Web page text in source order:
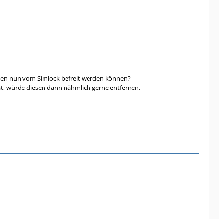
nun vom Simlock befreit werden können?
würde diesen dann nähmlich gerne entfernen.